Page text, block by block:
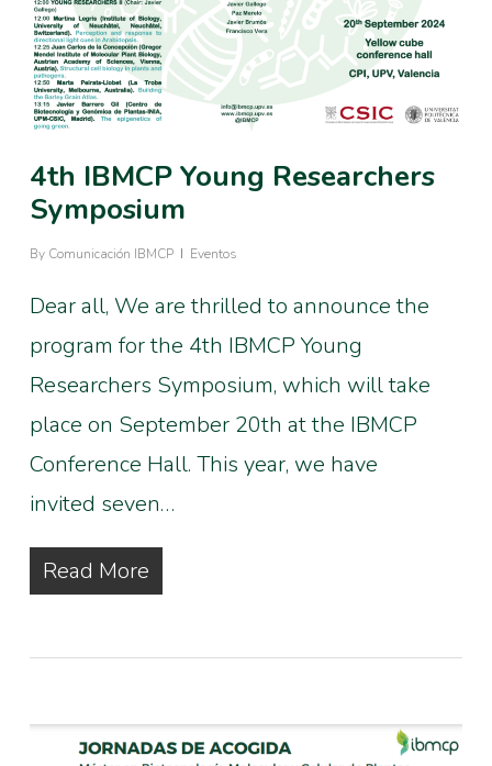
4th IBMCP Young Researchers
Symposium
By Comunicación IBMCP Eventos
Dear all, We are thrilled to announce the
program for the 4th IBMCP Young
Researchers Symposium, which will take
place on September 20th at the IBMCP
Conference Hall. This year, we have
invited seven…
Read More